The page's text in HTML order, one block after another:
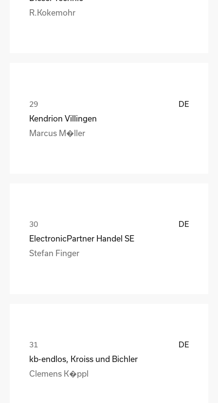
R.Kokemohr
DE
Kendrion Villingen
Marcus M�ller
DE
ElectronicPartner Handel SE
Stefan Finger
DE
kb-endlos, Kroiss und Bichler
Clemens K�ppl